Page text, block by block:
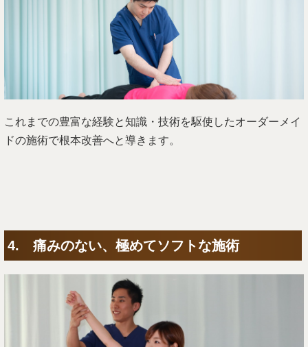
これまでの豊富な経験と知識・技術を駆使したオーダーメイ
ドの施術で根本改善へと導きます。
4. 痛みのない、極めてソフトな施術